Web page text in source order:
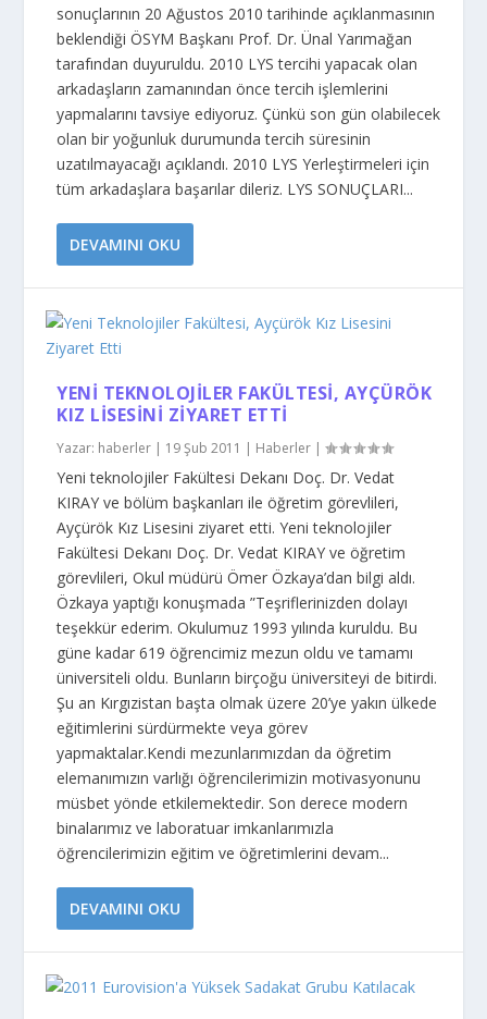
sonuçlarının 20 Ağustos 2010 tarihinde açıklanmasının
beklendiği ÖSYM Başkanı Prof. Dr. Ünal Yarımağan
tarafından duyuruldu. 2010 LYS tercihi yapacak olan
arkadaşların zamanından önce tercih işlemlerini
yapmalarını tavsiye ediyoruz. Çünkü son gün olabilecek
olan bir yoğunluk durumunda tercih süresinin
uzatılmayacağı açıklandı. 2010 LYS Yerleştirmeleri için
tüm arkadaşlara başarılar dileriz. LYS SONUÇLARI...
DEVAMINI OKU
YENI TEKNOLOJILER FAKÜLTESI, AYÇÜRÖK
KIZ LISESINI ZIYARET ETTI
Yazar: haberler | 19 Şub 2011 | Haberler |
Yeni teknolojiler Fakültesi Dekanı Doç. Dr. Vedat
KIRAY ve bölüm başkanları ile öğretim görevlileri,
Ayçürök Kız Lisesini ziyaret etti. Yeni teknolojiler
Fakültesi Dekanı Doç. Dr. Vedat KIRAY ve öğretim
görevlileri, Okul müdürü Ömer Özkaya’dan bilgi aldı.
Özkaya yaptığı konuşmada ”Teşriflerinizden dolayı
teşekkür ederim. Okulumuz 1993 yılında kuruldu. Bu
güne kadar 619 öğrencimiz mezun oldu ve tamamı
üniversiteli oldu. Bunların birçoğu üniversiteyi de bitirdi.
Şu an Kırgızistan başta olmak üzere 20’ye yakın ülkede
eğitimlerini sürdürmekte veya görev
yapmaktalar.Kendi mezunlarımızdan da öğretim
elemanımızın varlığı öğrencilerimizin motivasyonunu
müsbet yönde etkilemektedir. Son derece modern
binalarımız ve laboratuar imkanlarımızla
öğrencilerimizin eğitim ve öğretimlerini devam...
DEVAMINI OKU